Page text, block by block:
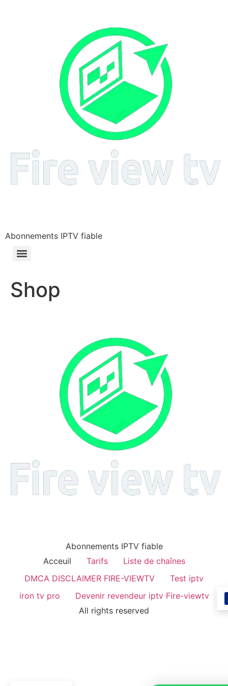
Abonnements IPTV fiable
Shop
Abonnements IPTV fiable
Acceuil
Tarifs
Liste de chaînes
DMCA DISCLAIMER FIRE-VIEWTV
Test iptv
iron tv pro
Devenir revendeur iptv Fire-viewtv
All rights reserved